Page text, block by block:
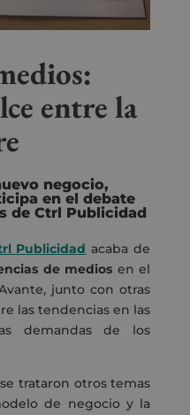
entre la
negocio,
en el debate
de Ctrl Publicidad
Publicidad acaba de
de medios en el
junto con otras
las tendencias en las
demandas de los
trataron otros temas
de negocio y la